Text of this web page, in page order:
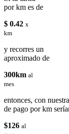
por km es de
$ 0.42 x
km
y recorres un
aproximado de
300km al
mes
entonces, con
de pago por km
$126 al